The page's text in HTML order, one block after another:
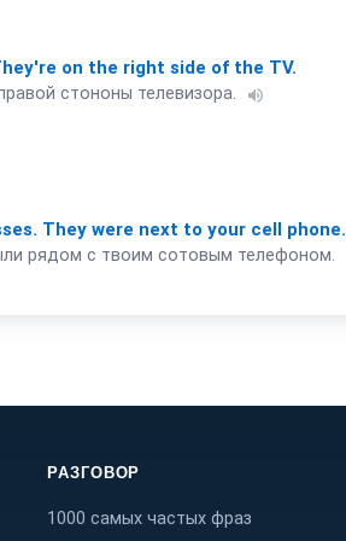
on the right side of the TV.
стононы телевизора. volume_up
They were next to your cell phone.
рядом с твоим сотовым телефоном.
РАЗГОВОР
1000 самых частых фраз